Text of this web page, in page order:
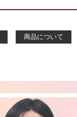
商品について